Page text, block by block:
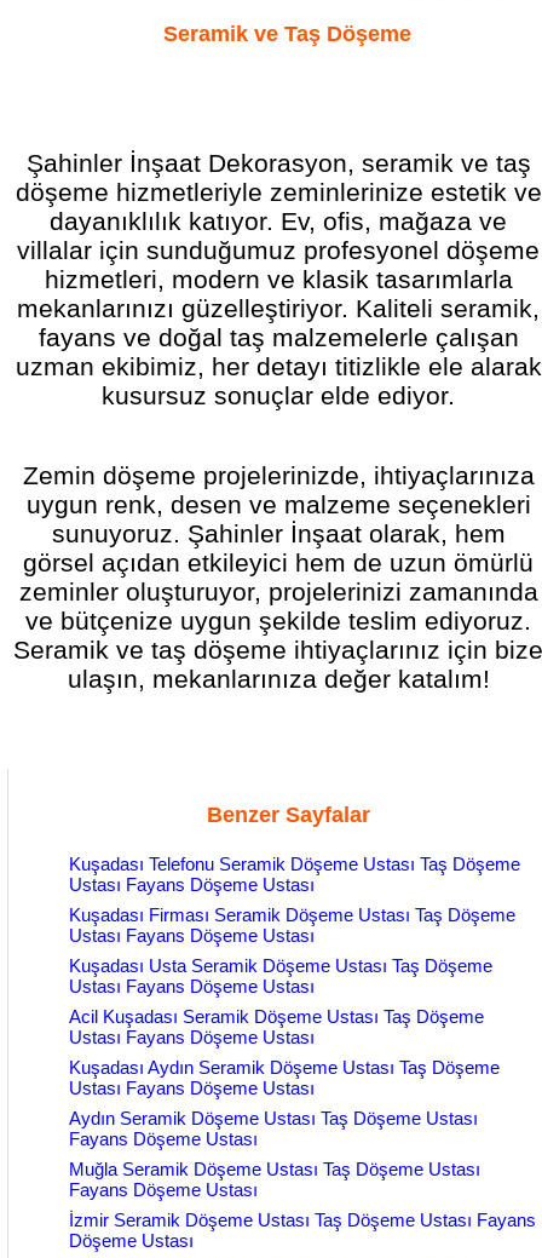
Seramik ve Taş Döşeme
Şahinler İnşaat Dekorasyon, seramik ve taş
döşeme hizmetleriyle zeminlerinize estetik ve
dayanıklılık katıyor. Ev, ofis, mağaza ve
villalar için sunduğumuz profesyonel döşeme
hizmetleri, modern ve klasik tasarımlarla
mekanlarınızı güzelleştiriyor. Kaliteli seramik,
fayans ve doğal taş malzemelerle çalışan
uzman ekibimiz, her detayı titizlikle ele alarak
kusursuz sonuçlar elde ediyor.
Zemin döşeme projelerinizde, ihtiyaçlarınıza
uygun renk, desen ve malzeme seçenekleri
sunuyoruz. Şahinler İnşaat olarak, hem
görsel açıdan etkileyici hem de uzun ömürlü
zeminler oluşturuyor, projelerinizi zamanında
ve bütçenize uygun şekilde teslim ediyoruz.
Seramik ve taş döşeme ihtiyaçlarınız için bize
ulaşın, mekanlarınıza değer katalım!
Benzer Sayfalar
Kuşadası Telefonu Seramik Döşeme Ustası Taş Döşeme
Ustası Fayans Döşeme Ustası
Kuşadası Firması Seramik Döşeme Ustası Taş Döşeme
Ustası Fayans Döşeme Ustası
Kuşadası Usta Seramik Döşeme Ustası Taş Döşeme
Ustası Fayans Döşeme Ustası
Acil Kuşadası Seramik Döşeme Ustası Taş Döşeme
Ustası Fayans Döşeme Ustası
Kuşadası Aydın Seramik Döşeme Ustası Taş Döşeme
Ustası Fayans Döşeme Ustası
Aydın Seramik Döşeme Ustası Taş Döşeme Ustası
Fayans Döşeme Ustası
Muğla Seramik Döşeme Ustası Taş Döşeme Ustası
Fayans Döşeme Ustası
İzmir Seramik Döşeme Ustası Taş Döşeme Ustası Fayans
Döşeme Ustası